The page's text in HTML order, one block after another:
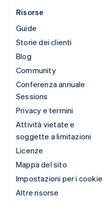
Risorse
Guide
Storie dei clienti
Blog
Community
Conferenza annuale
Sessions
Privacy e termini
Attività vietate e
soggette a limitazioni
Licenze
Mappa del sito
Impostazioni per i cookie
Altre risorse